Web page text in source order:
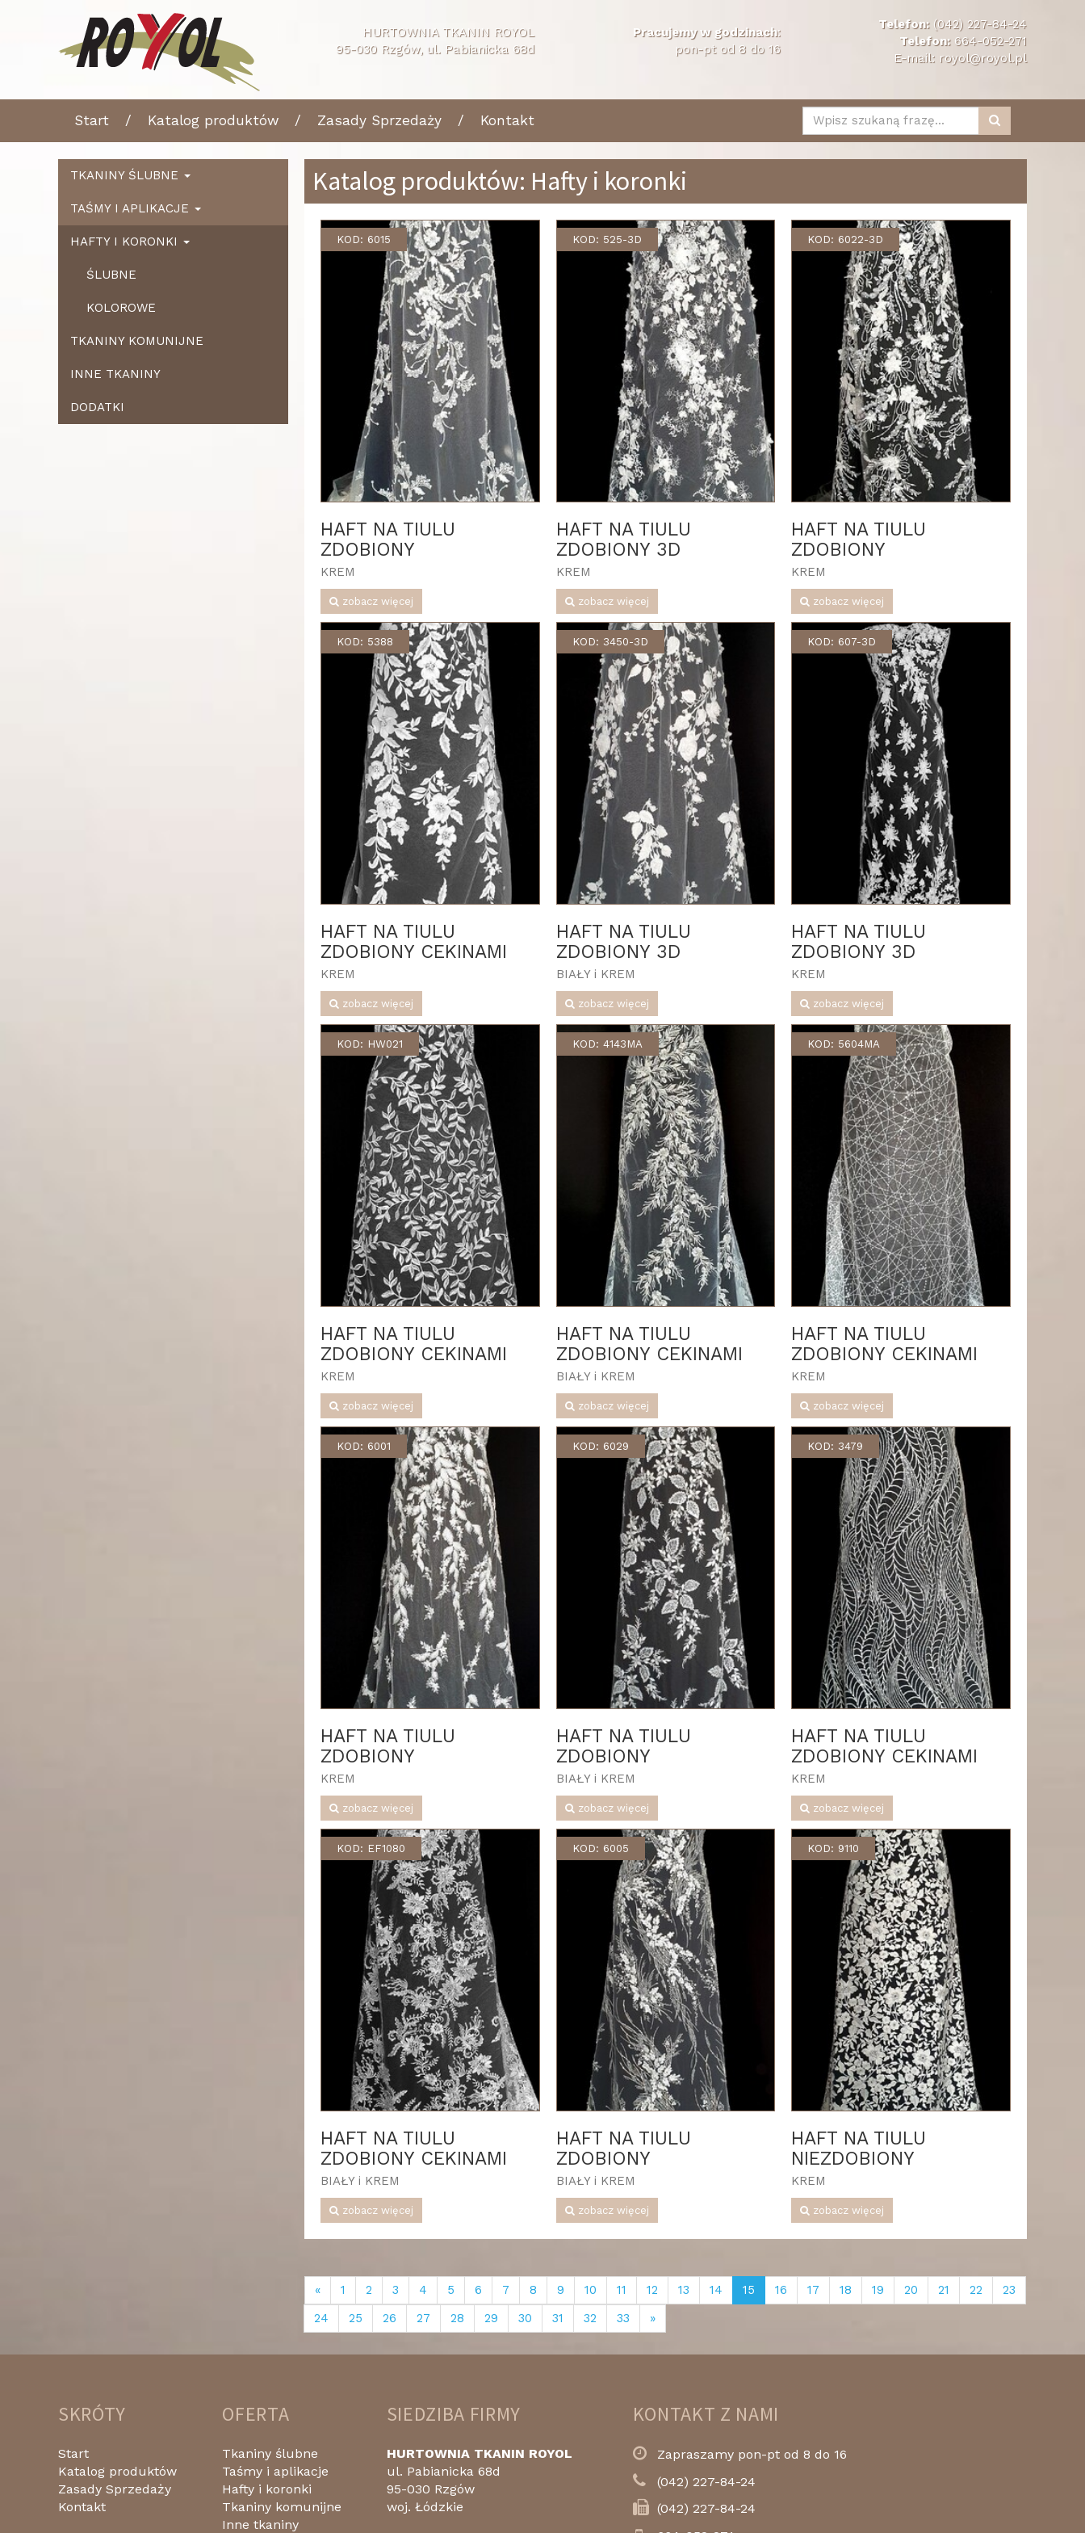
HURTOWNIA TKANIN ROYOL
95-030 Rzgów, ul. Pabianicka 68d
Pracujemy w godzinach:
pon-pt od 8 do 16
Telefon:(042) 227-84-24
Telefon:664-052-271
E-mail: royol@royol.pl
Start Katalog produktów Zasady Sprzedaży Kontakt
TKANINY ŚLUBNE
TAŚMY I APLIKACJE
HAFTY I KORONKI
ŚLUBNE
KOLOROWE
TKANINY KOMUNIJNE
INNE TKANINY
DODATKI
Katalog produktów: Hafty i koronki
KOD: 6015
HAFT NA TIULU
ZDOBIONY
KREM
zobacz więcej
KOD: 525-3D
HAFT NA TIULU
ZDOBIONY 3D
KREM
zobacz więcej
KOD: 6022-3D
HAFT NA TIULU
ZDOBIONY
KREM
zobacz więcej
KOD: 5388
HAFT NA TIULU
ZDOBIONY CEKINAMI
KREM
zobacz więcej
KOD: 3450-3D
HAFT NA TIULU
ZDOBIONY 3D
BIAŁY i KREM
zobacz więcej
KOD: 607-3D
HAFT NA TIULU
ZDOBIONY 3D
KREM
zobacz więcej
KOD: HW021
HAFT NA TIULU
ZDOBIONY CEKINAMI
KREM
zobacz więcej
KOD: 4143MA
HAFT NA TIULU
ZDOBIONY CEKINAMI
BIAŁY i KREM
zobacz więcej
KOD: 5604MA
HAFT NA TIULU
ZDOBIONY CEKINAMI
KREM
zobacz więcej
KOD: 6001
HAFT NA TIULU
ZDOBIONY
KREM
zobacz więcej
KOD: 6029
HAFT NA TIULU
ZDOBIONY
BIAŁY i KREM
zobacz więcej
KOD: 3479
HAFT NA TIULU
ZDOBIONY CEKINAMI
KREM
zobacz więcej
KOD: EF1080
HAFT NA TIULU
ZDOBIONY CEKINAMI
BIAŁY i KREM
zobacz więcej
KOD: 6005
HAFT NA TIULU
ZDOBIONY
BIAŁY i KREM
zobacz więcej
KOD: 9110
HAFT NA TIULU
NIEZDOBIONY
KREM
zobacz więcej
« 1 2 3 4 5 6 7 8 9 10 11 12 13 14 15 16 17 18 19 20 21 22
23
24
25 26 27 28 29 30 31 32 33 »
SKRÓTY
Start
Katalog produktów
Zasady Sprzedaży
Kontakt
OFERTA
Tkaniny ślubne
Taśmy i aplikacje
Hafty i koronki
Tkaniny komunijne
Inne tkaniny
SIEDZIBA FIRMY
HURTOWNIA TKANIN ROYOL
ul. Pabianicka 68d
95-030 Rzgów
woj. Łódzkie
KONTAKT Z NAMI
Zapraszamy pon-pt od 8 do 16
(042) 227-84-24
(042) 227-84-24